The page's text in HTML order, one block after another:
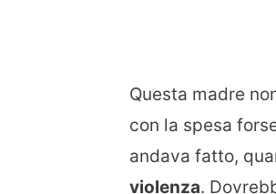
Questa madre
con la spesa
andava fatto,
violenza.